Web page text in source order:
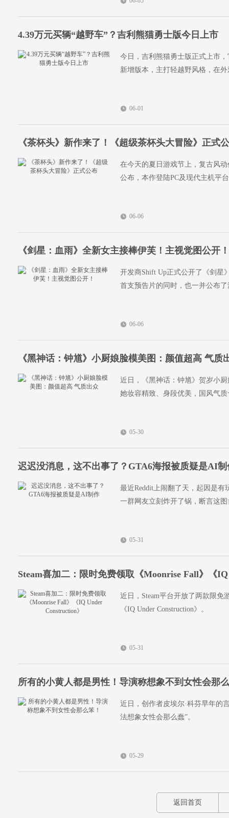
4.39万元买辆“越野车”？吉利熊猫勇士版今日上市
今日，吉利熊猫勇士版正式上市
新增版本，主打轻越野风格，在
06-01
《茶杯头》新作来了！《超级茶杯头大冒险》正式
在今天的夏日游戏节上，复古风
公布，本作登陆PC及现代主机平
06-06
《剑星：血雨》全新女主接棒伊芙！主视觉图公开！
开发商Shift Up正式公开了《剑星
首支预告片的同时，也一并公布
06-06
《黑神话：钟馗》小厨娘脸模美图：颜值超高 气质
近日，《黑神话：钟馗》贺岁小
她妆容精致、身段优美，国风气
05-30
迟迟没消息，这不出事了？GTA6海报被质疑是AI制
最近Reddit上闹翻了天，起因是
一群网友立刻炸开了锅，断言这
05-31
Steam喜加二：限时免费领取《Moonrise Fall》《
近日，Steam平台开放了两款限
《IQ Under Construction》。
05-31
所有的小黄人都是男性！导演称想象不到女性会那
近日，创作者皮埃尔·科芬早年的
法想象女性会那么蠢”。
05-29
返回首页